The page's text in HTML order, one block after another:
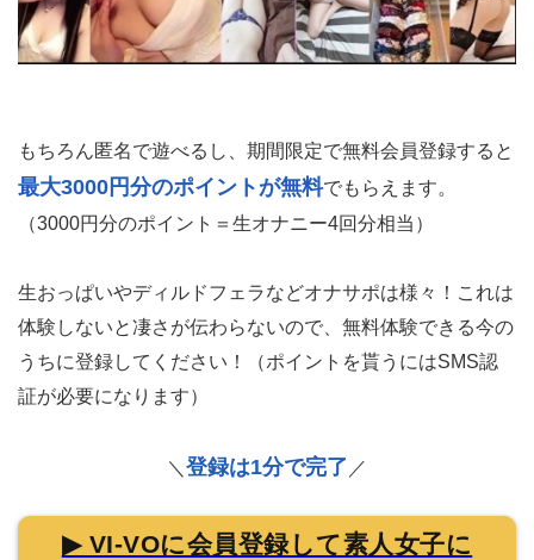
もちろん匿名で遊べるし、期間限定で無料会員登録すると
最大3000円分のポイントが無料でもらえます。
（3000円分のポイント＝生オナニー4回分相当）
生おっぱいやディルドフェラなどオナサポは様々！これは
体験しないと凄さが伝わらないので、無料体験できる今の
うちに登録してください！（ポイントを貰うにはSMS認
証が必要になります）
＼ 登録は1分で完了 ／
▶ VI-VOに会員登録して素人女子に